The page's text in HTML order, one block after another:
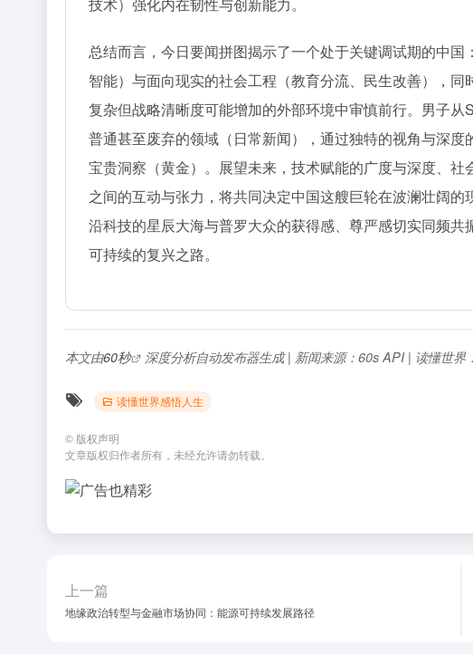
技术）强化内在韧性与创新能力。
总结而言，今日要闻拼图揭示了一个处于关键调试期的中
智能）与面向现实的社会工程（教育分流、民生改善），
复杂但战略清晰度可能增加的外部环境中审慎前行。男子
普通甚至废弃的领域（日常新闻），通过独特的视角与深
宝贵洞察（黄金）。展望未来，技术赋能的广度与深度、
之间的互动与张力，将共同决定中国这艘巨轮在波澜壮阔
沿科技的星辰大海与普罗大众的获得感、尊严感切实同频
可持续的复兴之路。
本文由60秒 深度分析自动发布器生成 | 新闻来源：60s API | 读懂世界
读懂世界感悟人生
© 版权声明
文章版权归作者所有，未经允许请勿转载。
上一篇
地缘政治转型与金融市场协同：能源可持续发展路径